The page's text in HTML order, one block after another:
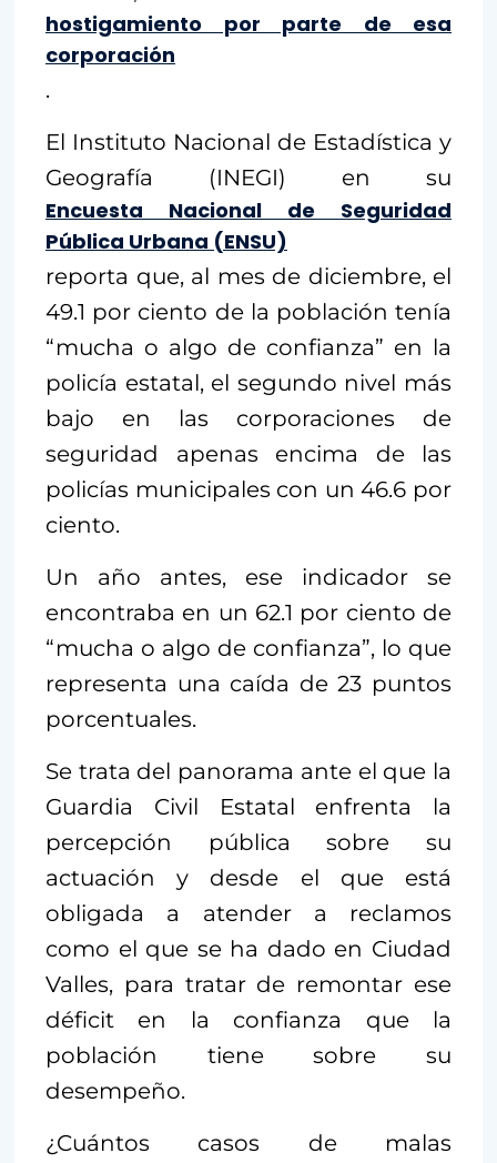
hostigamiento por parte de esa
corporación
.
El Instituto Nacional de Estadística y
Geografía (INEGI) en su
Encuesta Nacional de Seguridad
Pública Urbana (ENSU)
reporta que, al mes de diciembre, el
49.1 por ciento de la población tenía
“mucha o algo de confianza” en la
policía estatal, el segundo nivel más
bajo en las corporaciones de
seguridad apenas encima de las
policías municipales con un 46.6 por
ciento.
Un año antes, ese indicador se
encontraba en un 62.1 por ciento de
“mucha o algo de confianza”, lo que
representa una caída de 23 puntos
porcentuales.
Se trata del panorama ante el que la
Guardia Civil Estatal enfrenta la
percepción pública sobre su
actuación y desde el que está
obligada a atender a reclamos
como el que se ha dado en Ciudad
Valles, para tratar de remontar ese
déficit en la confianza que la
población tiene sobre su
desempeño.
¿Cuántos casos de malas